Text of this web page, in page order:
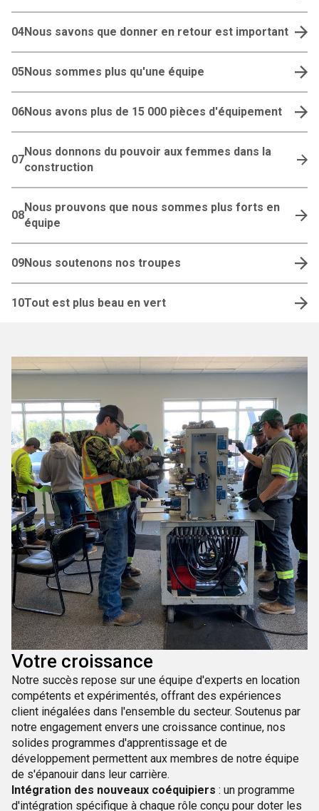
04Nous savons que donner en retour est important
05Nous sommes plus qu'une équipe
06Nous avons plus de 15 000 pièces d'équipement
07
Nous donnons du pouvoir aux femmes dans la
construction
08
Nous prouvons que nous sommes plus forts en
équipe
09Nous soutenons nos troupes
10Tout est plus beau en vert
Votre croissance
Notre succès repose sur une équipe d'experts en location
compétents et expérimentés, offrant des expériences
client inégalées dans l'ensemble du secteur. Soutenus par
notre engagement envers une croissance continue, nos
solides programmes d'apprentissage et de
développement permettent aux membres de notre équipe
de s'épanouir dans leur carrière.
Intégration des nouveaux coéquipiers : un programme
d'intégration spécifique à chaque rôle conçu pour doter les